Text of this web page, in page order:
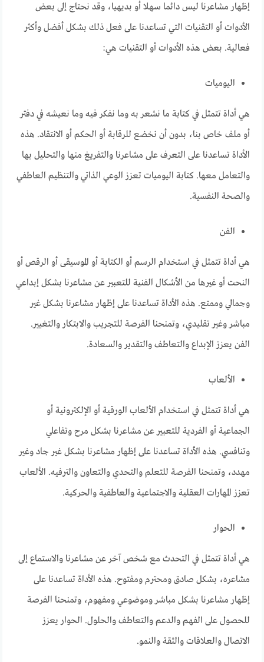
إظهار مشاعرنا ليس دائما سهلا أو بديهيا، وقد نحتاج إلى بعض
الأدوات أو التقنيات التي تساعدنا على فعل ذلك بشكل أفضل وأكثر
فعالية. بعض هذه الأدوات أو التقنيات هي:
اليوميات
هي أداة تتمثل في كتابة ما نشعر به وما نفكر فيه وما نعيشه في دفتر
أو ملف خاص بنا، بدون أن نخضع للرقابة أو الحكم أو الانتقاد. هذه
الأداة تساعدنا على التعرف على مشاعرنا والتفريغ منها والتحليل بها
والتعامل معها. كتابة اليوميات تعزز الوعي الذاتي والتنظيم العاطفي
والصحة النفسية.
الفن
هي أداة تتمثل في استخدام الرسم أو الكتابة أو الموسيقى أو الرقص أو
النحت أو غيرها من الأشكال الفنية للتعبير عن مشاعرنا بشكل إبداعي
وجمالي وممتع. هذه الأداة تساعدنا على إظهار مشاعرنا بشكل غير
مباشر وغير تقليدي، وتمنحنا الفرصة للتجريب والابتكار والتغيير.
الفن يعزز الإبداع والتعاطف والتقدير والسعادة.
الألعاب
هي أداة تتمثل في استخدام الألعاب الورقية أو الإلكترونية أو
الجماعية أو الفردية للتعبير عن مشاعرنا بشكل مرح وتفاعلي
وتنافسي. هذه الأداة تساعدنا على إظهار مشاعرنا بشكل غير جاد وغير
مهدد، وتمنحنا الفرصة للتعلم والتحدي والتعاون والترفيه. الألعاب
تعزز المهارات العقلية والاجتماعية والعاطفية والحركية.
الحوار
هي أداة تتمثل في التحدث مع شخص آخر عن مشاعرنا والاستماع إلى
مشاعره، بشكل صادق ومحترم ومفتوح. هذه الأداة تساعدنا على
إظهار مشاعرنا بشكل مباشر وموضوعي ومفهوم، وتمنحنا الفرصة
للحصول على الفهم والدعم والتعاطف والحلول. الحوار يعزز
الاتصال والعلاقات والثقة والنمو.